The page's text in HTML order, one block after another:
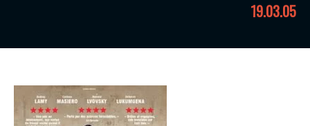
19.03.05